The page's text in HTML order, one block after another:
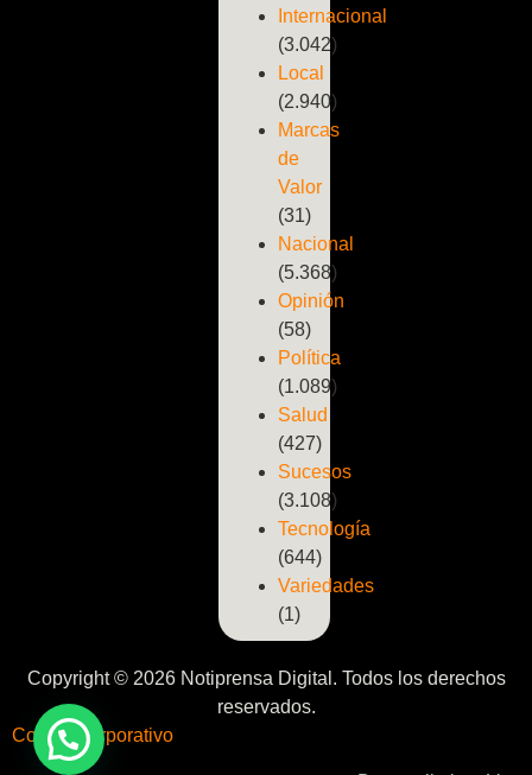
Internacional
(3.042)
Local
(2.940)
Marcas
de
Valor
(31)
Nacional
(5.368)
Opinión
(58)
Política
(1.089)
Salud
(427)
Sucesos
(3.108)
Tecnología
(644)
Variedades
(1)
Copyright © 2026 Notiprensa Digital. Todos los derechos
reservados.
Correo Corporativo